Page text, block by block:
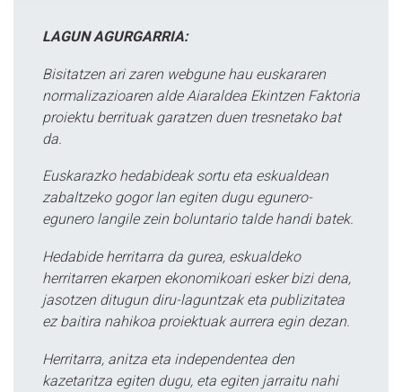
LAGUN AGURGARRIA:
Bisitatzen ari zaren webgune hau euskararen
normalizazioaren alde Aiaraldea Ekintzen Faktoria
proiektu berrituak garatzen duen tresnetako bat
da.
Euskarazko hedabideak sortu eta eskualdean
zabaltzeko gogor lan egiten dugu egunero-
egunero langile zein boluntario talde handi batek.
Hedabide herritarra da gurea, eskualdeko
herritarren ekarpen ekonomikoari esker bizi dena,
jasotzen ditugun diru-laguntzak eta publizitatea
ez baitira nahikoa proiektuak aurrera egin dezan.
Herritarra, anitza eta independentea den
kazetaritza egiten dugu, eta egiten jarraitu nahi